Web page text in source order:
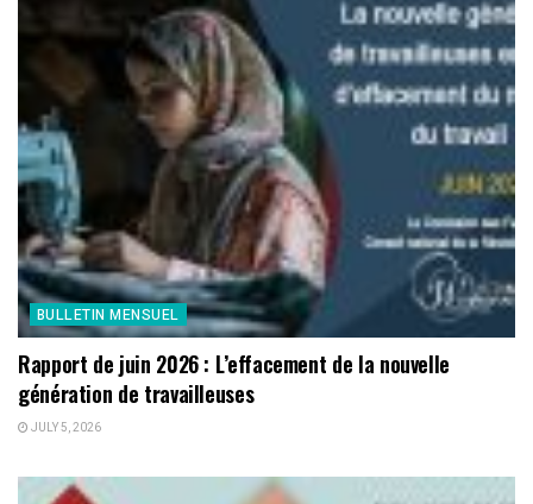
BULLETIN MENSUEL
Rapport de juin 2026 : L’effacement de la nouvelle
génération de travailleuses
JULY 5, 2026